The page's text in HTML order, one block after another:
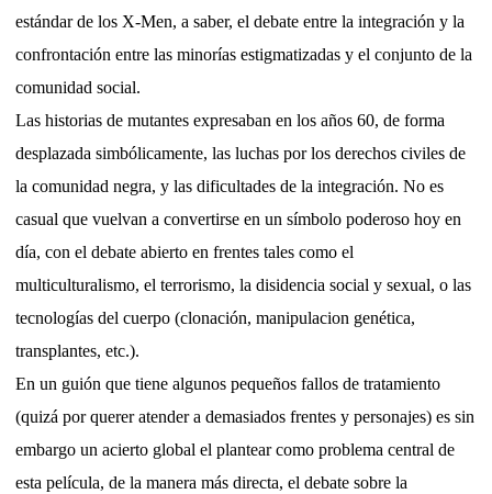
estándar de los X-Men, a saber, el debate entre la integración y la
confrontación entre las minorías estigmatizadas y el conjunto de la
comunidad social.
Las historias de mutantes expresaban en los años 60, de forma
desplazada simbólicamente, las luchas por los derechos civiles de
la comunidad negra, y las dificultades de la integración. No es
casual que vuelvan a convertirse en un símbolo poderoso hoy en
día, con el debate abierto en frentes tales como el
multiculturalismo, el terrorismo, la disidencia social y sexual, o las
tecnologías del cuerpo (clonación, manipulacion genética,
transplantes, etc.).
En un guión que tiene algunos pequeños fallos de tratamiento
(quizá por querer atender a demasiados frentes y personajes) es sin
embargo un acierto global el plantear como problema central de
esta película, de la manera más directa, el debate sobre la